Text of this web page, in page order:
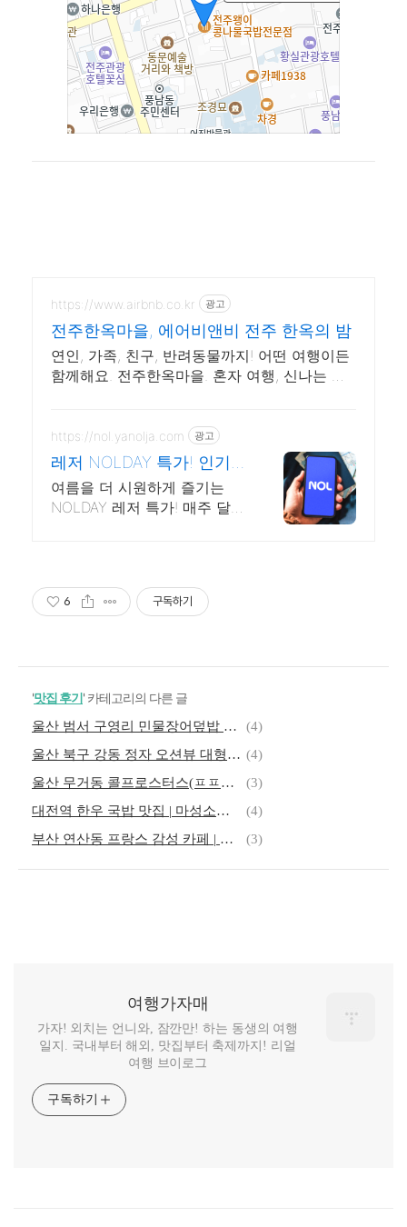
https://www.airbnb.co.kr 광고
전주한옥마을, 에어비앤비 전주 한옥의 밤
연인, 가족, 친구, 반려동물까지! 어떤 여행이든
함께해요. 전주한옥마을. 혼자 여행, 신나는 파
https://nol.yanolja.com 광고
레저 NOLDAY 특가! 인기
레저 매일 상시 할인
여름을 더 시원하게 즐기는
NOLDAY 레저 특가! 매주 달라
6 구독하기
'맛집 후기' 카테고리의 다른 글
울산 범서 구영리 민물장어덮밥 맛집 | 댓잎장어 후기
(4)
울산 북구 강동 정자 오션뷰 대형 카페 | uuuu 유유유유 카페 (4)
울산 무거동 콜프로스터스(ㅍㅍㅍ) 카페 후기 | 에스프레소 맛집
(3)
대전역 한우 국밥 맛집 | 마성소국밥 내장 후기
(4)
부산 연산동 프랑스 감성 카페 | 프흐미에(PREMIER) 방문 후기
(3)
여행가자매
가자! 외치는 언니와, 잠깐만! 하는 동생의 여행
일지. 국내부터 해외, 맛집부터 축제까지! 리얼
여행 브이로그
구독하기